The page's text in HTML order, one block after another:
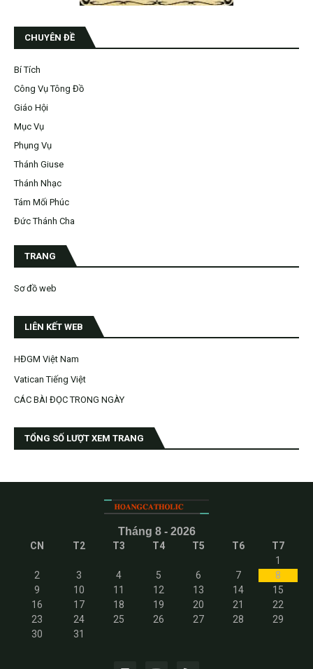
CHUYÊN ĐỀ
Bí Tích
Công Vụ Tông Đồ
Giáo Hội
Mục Vụ
Phụng Vụ
Thánh Giuse
Thánh Nhạc
Tám Mối Phúc
Đức Thánh Cha
TRANG
Sơ đồ web
LIÊN KẾT WEB
HĐGM Việt Nam
Vatican Tiếng Việt
CÁC BÀI ĐỌC TRONG NGÀY
TỔNG SỐ LƯỢT XEM TRANG
Tháng 8 - 2026
CN T2 T3 T4 T5 T6
T7
1
2
3 4 5 6 7
8
9
10 11 12 13 14
15
16
17 18 19 20 21
22
23
24 25 26 27 28
29
30
31